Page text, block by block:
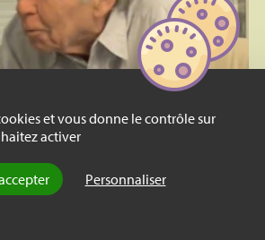
et vous donne le contrôle sur
activer
Personnaliser